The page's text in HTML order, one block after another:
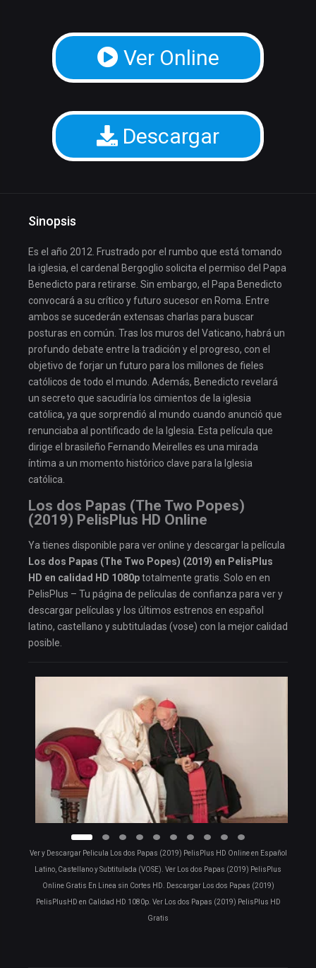
Ver Online
Descargar
Sinopsis
Es el año 2012. Frustrado por el rumbo que está tomando
la iglesia, el cardenal Bergoglio solicita el permiso del Papa
Benedicto para retirarse. Sin embargo, el Papa Benedicto
convocará a su crítico y futuro sucesor en Roma. Entre
ambos se sucederán extensas charlas para buscar
posturas en común. Tras los muros del Vaticano, habrá un
profundo debate entre la tradición y el progreso, con el
objetivo de forjar un futuro para los millones de fieles
católicos de todo el mundo. Además, Benedicto revelará
un secreto que sacudiría los cimientos de la iglesia
católica, ya que sorprendió al mundo cuando anunció que
renunciaba al pontificado de la Iglesia. Esta película que
dirige el brasileño Fernando Meirelles es una mirada
íntima a un momento histórico clave para la Iglesia
católica.
Los dos Papas (The Two Popes)
(2019) PelisPlus HD Online
Ya tienes disponible para ver online y descargar la película
Los dos Papas (The Two Popes) (2019) en PelisPlus
HD en calidad HD 1080ptotalmente gratis. Solo en en
PelisPlus – Tu página de películas de confianza para ver y
descargar películas y los últimos estrenos en español
latino, castellano y subtituladas (vose) con la mejor calidad
posible.
Ver y Descargar Pelicula Los dos Papas (2019) PelisPlus HD Online en Español
Latino, Castellano y Subtitulada (VOSE). Ver Los dos Papas (2019) PelisPlus
Online Gratis En Linea sin Cortes HD. Descargar Los dos Papas (2019)
PelisPlusHD en Calidad HD 1080p. Ver Los dos Papas (2019) PelisPlus HD
Gratis